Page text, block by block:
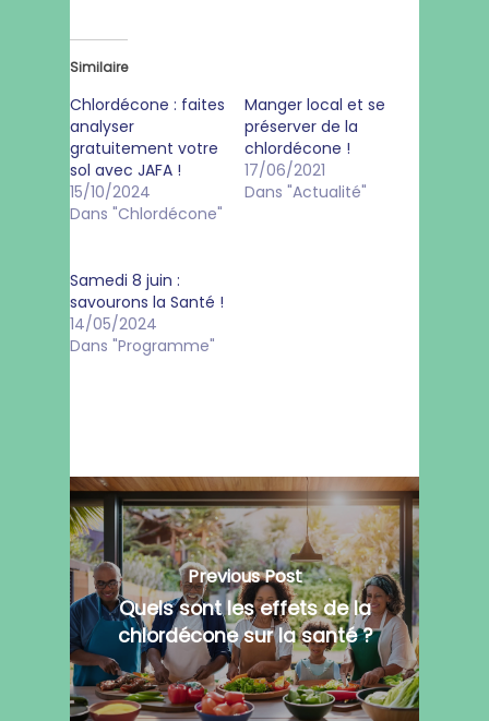
Similaire
Chlordécone : faites
analyser
gratuitement votre
sol avec JAFA !
15/10/2024
Dans "Chlordécone"
Manger local et se
préserver de la
chlordécone !
17/06/2021
Dans "Actualité"
Samedi 8 juin :
savourons la Santé !
14/05/2024
Dans "Programme"
Previous Post
Quels sont les effets de la
chlordécone sur la santé ?